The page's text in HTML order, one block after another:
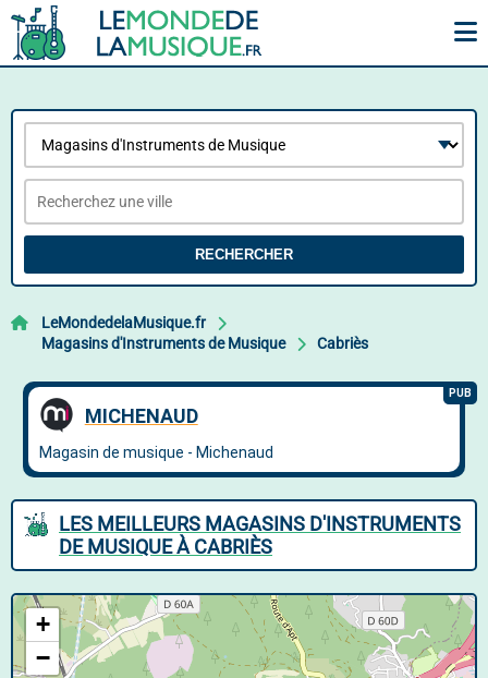
RECHERCHER
LeMondedelaMusique.fr
Magasins d'Instruments de Musique
Cabriès
LES MEILLEURS MAGASINS D'INSTRUMENTS
DE MUSIQUE À CABRIÈS
+
−